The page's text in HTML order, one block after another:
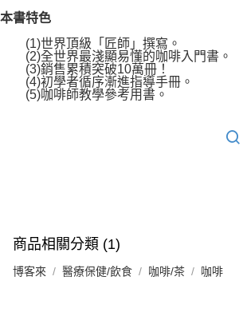
本書特色
(1)世界頂級「匠師」撰寫。
(2)全世界最淺顯易懂的咖啡入門書。
(3)銷售累積突破10萬冊！
(4)初學者循序漸進指導手冊。
(5)咖啡師教學參考用書。
商品相關分類 (1)
博客來 醫療保健/飲食 咖啡/茶 咖啡